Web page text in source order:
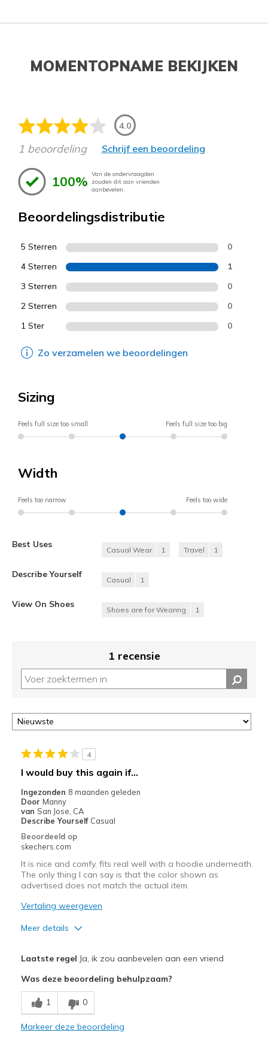
MOMENTOPNAME BEKIJKEN
4.0
1 beoordeling Schrijf een beoordeling
100% Van de ondervraagden
zouden dit aan vrienden
aanbevelen.
Beoordelingsdistributie
5 Sterren 0
4 Sterren 1
3 Sterren 0
2 Sterren 0
1 Ster 0
Zo verzamelen we beoordelingen
Sizing
Feels full size too small Feels full size too big
Width
Feels too narrow Feels too wide
Best Uses
Casual Wear 1 Travel 1
Describe Yourself
Casual 1
View On Shoes
Shoes are for Wearing 1
1 recensie
4
I would buy this again if...
Ingezonden 8 maanden geleden
Door Manny
van San Jose, CA
Describe Yourself Casual
Beoordeeld op
skechers.com
It is nice and comfy, fits real well with a hoodie underneath.
The only thing I can say is that the color shown as
advertised does not match the actual item.
Vertaling weergeven
Meer details
Comfortable
Durable
Laatste regel Ja, ik zou aanbevelen aan een vriend
Was deze beoordeling behulpzaam?
1 0
Markeer deze beoordeling